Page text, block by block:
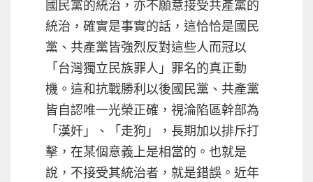
國民黨的統治，亦不願意接受共產黨的
統治，確實是事實的話，這恰恰是國民
黨、共產黨皆強烈反對這些人而冠以
「台灣獨立民族罪人」罪名的真正動
機。這和抗戰勝利以後國民黨、共產黨
皆自認唯一光榮正確，視淪陷區幹部為
「漢奸」、「走狗」，長期加以排斥打
擊，在某個意義上是相當的。也就是
說，不接受其統治者，就是錯誤。近年